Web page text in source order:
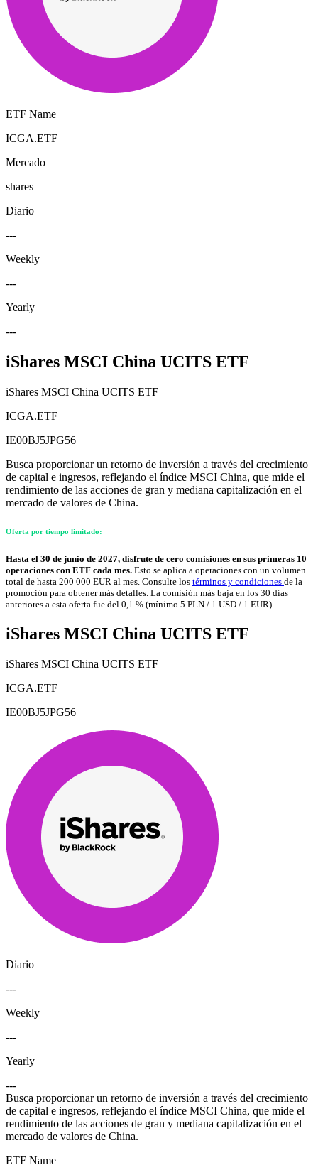
ETF Name
ICGA.ETF
Mercado
shares
Diario
---
Weekly
---
Yearly
---
iShares MSCI China UCITS ETF
iShares MSCI China UCITS ETF
ICGA.ETF
IE00BJ5JPG56
Busca proporcionar un retorno de inversión a través del crecimiento
de capital e ingresos, reflejando el índice MSCI China, que mide el
rendimiento de las acciones de gran y mediana capitalización en el
mercado de valores de China.
Oferta por tiempo limitado:
Hasta el 30 de junio de 2027, disfrute de cero comisiones en sus primeras 10
operaciones con ETF cada mes. Esto se aplica a operaciones con un volumen
total de hasta 200 000 EUR al mes. Consulte los términos y condiciones de la
promoción para obtener más detalles. La comisión más baja en los 30 días
anteriores a esta oferta fue del 0,1 % (mínimo 5 PLN / 1 USD / 1 EUR).
iShares MSCI China UCITS ETF
iShares MSCI China UCITS ETF
ICGA.ETF
IE00BJ5JPG56
Diario
---
Weekly
---
Yearly
---
Busca proporcionar un retorno de inversión a través del crecimiento
de capital e ingresos, reflejando el índice MSCI China, que mide el
rendimiento de las acciones de gran y mediana capitalización en el
mercado de valores de China.
ETF Name